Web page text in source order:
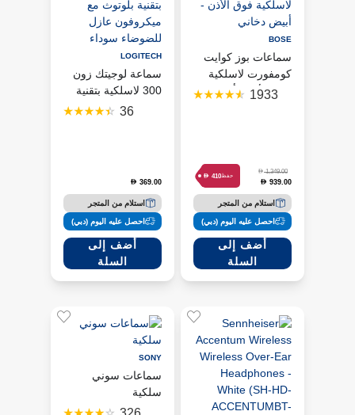
BOSE
سماعات بوز كوايت
كومفورت لاسلكية
فوق الأذن - أبيض
1933
D1,349.00
D 939.00
حفظ D 410
استلام من المتجر
احصل عليه اليوم (دبي)
أضف إلى
السلة
LOGITECH
سماعة لوجيتك زون
300 لاسلكية بتقنية
بلوتوث مع ميكروفون
36
D 369.00
استلام من المتجر
احصل عليه اليوم (دبي)
أضف إلى
السلة
SONY
سماعات سوني
سلكية